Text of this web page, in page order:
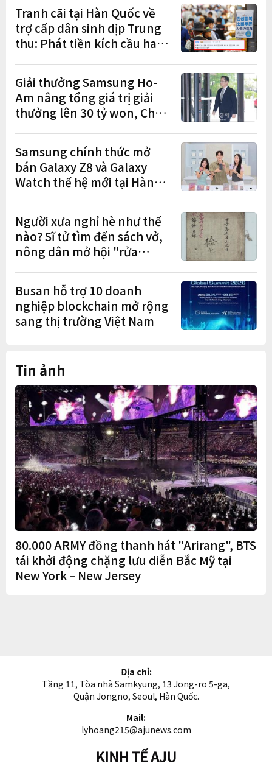
Tranh cãi tại Hàn Quốc về
trợ cấp dân sinh dịp Trung
thu: Phát tiền kích cầu hay
Giải thưởng Samsung Ho-
Am nâng tổng giá trị giải
thưởng lên 30 tỷ won, Chủ
lễ trao giải năm thứ 5 liên
tiếp
Samsung chính thức mở
bán Galaxy Z8 và Galaxy
Watch thế hệ mới tại Hàn
đơn đặt trước
Người xưa nghỉ hè như thế
nào? Sĩ tử tìm đến sách vở,
nông dân mở hội "rửa
Busan hỗ trợ 10 doanh
nghiệp blockchain mở rộng
sang thị trường Việt Nam
Tin ảnh
80.000 ARMY đồng thanh hát "Arirang", BTS
tái khởi động chặng lưu diễn Bắc Mỹ tại
New York – New Jersey
Địa chỉ:
Tầng 11, Tòa nhà Samkyung, 13 Jong-ro 5-ga,
Quận Jongno, Seoul, Hàn Quốc.
Mail:
lyhoang215@ajunews.com
Kinh
tế